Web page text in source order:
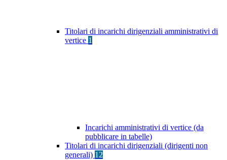
Titolari di incarichi dirigenziali amministrativi di
vertice 1
Incarichi amministrativi di vertice (da
pubblicare in tabelle)
Titolari di incarichi dirigenziali (dirigenti non
generali) 12